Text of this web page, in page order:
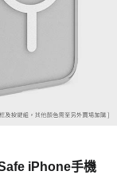
iPhone手機